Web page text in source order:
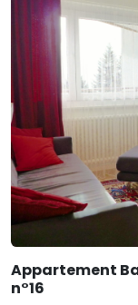
Appartement
n°16